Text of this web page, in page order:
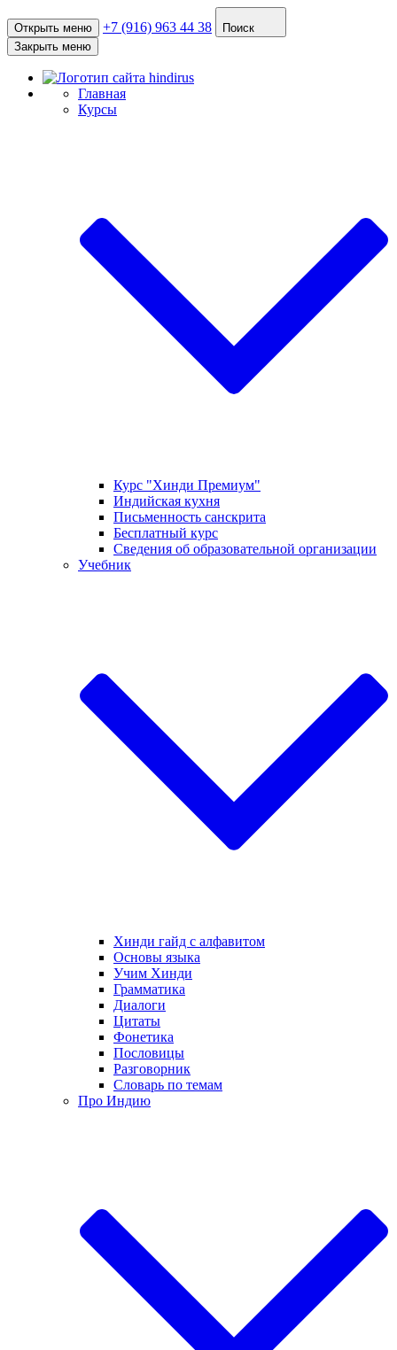
Открыть меню +7 (916) 963 44 38
Поиск
Закрыть меню
Главная
Курсы
Курс "Хинди Премиум"
Индийская кухня
Письменность санскрита
Бесплатный курс
Сведения об образовательной организации
Учебник
Хинди гайд с алфавитом
Основы языка
Учим Хинди
Грамматика
Диалоги
Цитаты
Фонетика
Пословицы
Разговорник
Словарь по темам
Про Индию